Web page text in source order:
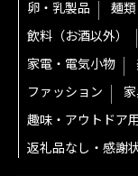
卵・乳製品
麺類
飲料（お酒以外）
家電・電気小物
ファッション
趣味・アウトドア
返礼品なし・感謝